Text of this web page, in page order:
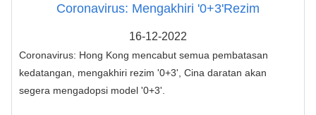
Coronavirus: Mengakhiri '0+3'Rezim
16-12-2022
Coronavirus: Hong Kong mencabut semua pembatasan
kedatangan, mengakhiri rezim '0+3', Cina daratan akan
segera mengadopsi model '0+3'.